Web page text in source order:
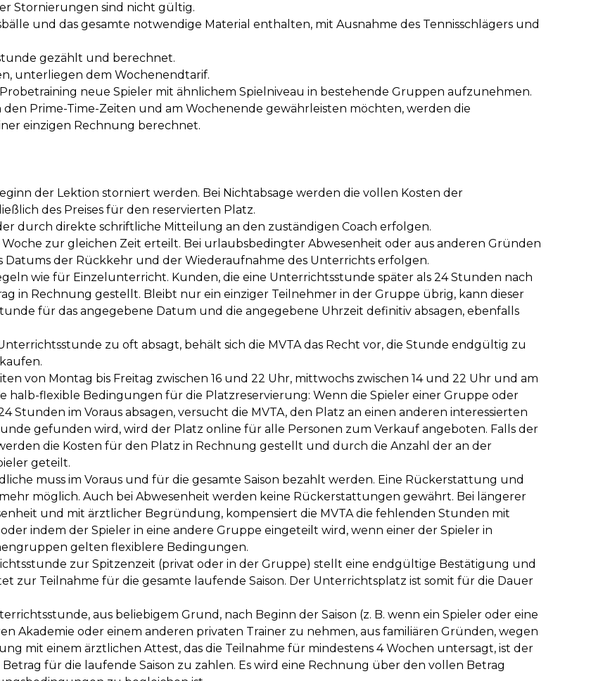
Stornierungen sind nicht gültig.
und das gesamte notwendige Material enthalten, mit Ausnahme des Tennisschlägers und
gezählt und berechnet.
unterliegen dem Wochenendtarif.
neue Spieler mit ähnlichem Spielniveau in bestehende Gruppen aufzunehmen.
Prime-Time-Zeiten und am Wochenende gewährleisten möchten, werden die
einzigen Rechnung berechnet.
der Lektion storniert werden. Bei Nichtabsage werden die vollen Kosten der
des Preises für den reservierten Platz.
durch direkte schriftliche Mitteilung an den zuständigen Coach erfolgen.
zur gleichen Zeit erteilt. Bei urlaubsbedingter Abwesenheit oder aus anderen Gründen
Datums der Rückkehr und der Wiederaufnahme des Unterrichts erfolgen.
wie für Einzelunterricht. Kunden, die eine Unterrichtsstunde später als 24 Stunden nach
in Rechnung gestellt. Bleibt nur ein einziger Teilnehmer in der Gruppe übrig, kann dieser
für das angegebene Datum und die angegebene Uhrzeit definitiv absagen, ebenfalls
zu oft absagt, behält sich die MVTA das Recht vor, die Stunde endgültig zu
von Montag bis Freitag zwischen 16 und 22 Uhr, mittwochs zwischen 14 und 22 Uhr und am
halb-flexible Bedingungen für die Platzreservierung: Wenn die Spieler einer Gruppe oder
Stunden im Voraus absagen, versucht die MVTA, den Platz an einen anderen interessierten
gefunden wird, wird der Platz online für alle Personen zum Verkauf angeboten. Falls der
die Kosten für den Platz in Rechnung gestellt und durch die Anzahl der an der
geteilt.
muss im Voraus und für die gesamte Saison bezahlt werden. Eine Rückerstattung und
möglich. Auch bei Abwesenheit werden keine Rückerstattungen gewährt. Bei längerer
und mit ärztlicher Begründung, kompensiert die MVTA die fehlenden Stunden mit
indem der Spieler in eine andere Gruppe eingeteilt wird, wenn einer der Spieler in
gelten flexiblere Bedingungen.
zur Spitzenzeit (privat oder in der Gruppe) stellt eine endgültige Bestätigung und
zur Teilnahme für die gesamte laufende Saison. Der Unterrichtsplatz ist somit für die Dauer
aus beliebigem Grund, nach Beginn der Saison (z. B. wenn ein Spieler oder eine
Akademie oder einem anderen privaten Trainer zu nehmen, aus familiären Gründen, wegen
mit einem ärztlichen Attest, das die Teilnahme für mindestens 4 Wochen untersagt, ist der
für die laufende Saison zu zahlen. Es wird eine Rechnung über den vollen Betrag